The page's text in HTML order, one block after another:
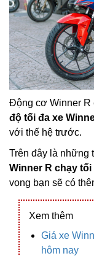
Động cơ Winner R
độ tối đa xe
với thế hệ trước.
Trên đây là những
Winner R chạy
vọng bạn sẽ có
Xem thêm
Giá xe
hôm nay